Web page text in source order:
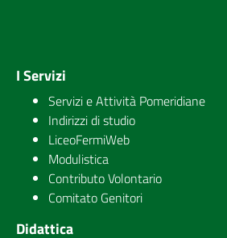
I Servizi
Servizi e Attività Pomeridiane
Indirizzi di studio
LiceoFermiWeb
Modulistica
Contributo Volontario
Comitato Genitori
Didattica